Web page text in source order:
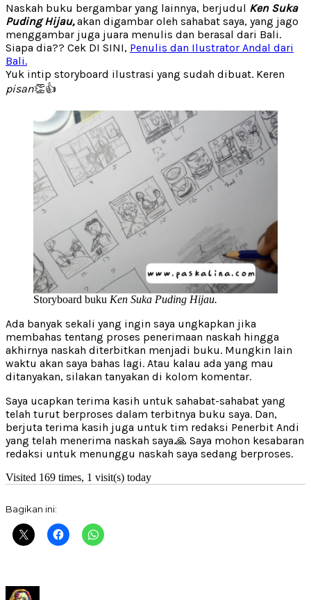
Naskah buku bergambar yang lainnya, berjudul Ken Suka
Puding Hijau,akan digambar oleh sahabat saya, yang jago
menggambar juga juara menulis dan berasal dari Bali.
Siapa dia?? Cek DI SINI, Penulis dan Ilustrator Andal dari
Bali.
Yuk intip storyboard ilustrasi yang sudah dibuat. Keren
pisan👏👍
Storyboard buku Ken Suka Puding Hijau.
Ada banyak sekali yang ingin saya ungkapkan jika
membahas tentang proses penerimaan naskah hingga
akhirnya naskah diterbitkan menjadi buku. Mungkin lain
waktu akan saya bahas lagi. Atau kalau ada yang mau
ditanyakan, silakan tanyakan di kolom komentar.
Saya ucapkan terima kasih untuk sahabat-sahabat yang
telah turut berproses dalam terbitnya buku saya. Dan,
berjuta terima kasih juga untuk tim redaksi Penerbit Andi
yang telah menerima naskah saya.🙏 Saya mohon kesabaran
redaksi untuk menunggu naskah saya sedang berproses.
Visited 169 times, 1 visit(s) today
Bagikan ini: